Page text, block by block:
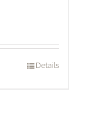
Details